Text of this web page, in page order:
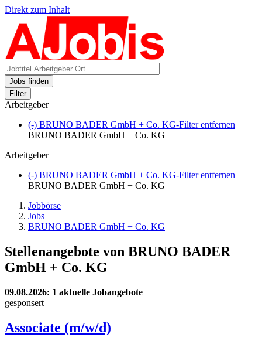
Direkt zum Inhalt
Jobs finden
Filter
Arbeitgeber
(-) BRUNO BADER GmbH + Co. KG-Filter entfernen
BRUNO BADER GmbH + Co. KG
Arbeitgeber
(-) BRUNO BADER GmbH + Co. KG-Filter entfernen
BRUNO BADER GmbH + Co. KG
Jobbörse
Jobs
BRUNO BADER GmbH + Co. KG
Stellenangebote von BRUNO BADER
GmbH + Co. KG
09.08.2026: 1 aktuelle Jobangebote
gesponsert
Associate (m/w/d)